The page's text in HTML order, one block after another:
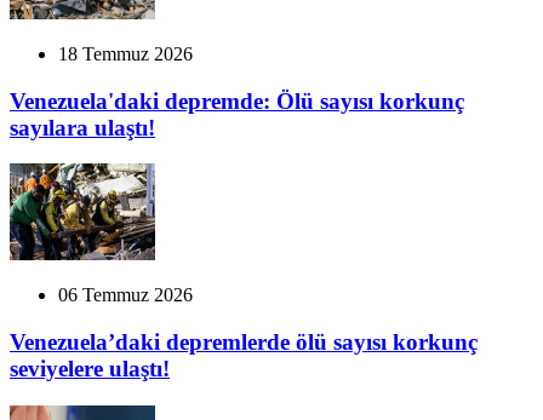
18 Temmuz 2026
Venezuela'daki depremde: Ölü sayısı korkunç
sayılara ulaştı!
06 Temmuz 2026
Venezuela’daki depremlerde ölü sayısı korkunç
seviyelere ulaştı!